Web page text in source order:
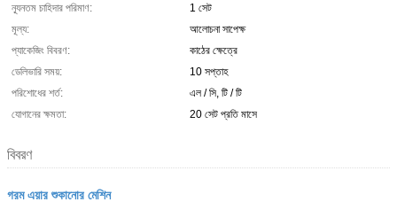
ন্যূনতম চাহিদার পরিমাণ:
1 সেট
মূল্য:
আলোচনা সাপেক্ষ
প্যাকেজিং বিবরণ:
কাঠের ক্ষেত্রে
ডেলিভারি সময়:
10 সপ্তাহ
পরিশোধের শর্ত:
এল / সি, টি / টি
যোগানের ক্ষমতা:
20 সেট প্রতি মাসে
বিবরণ
গরম এয়ার শুকানোর মেশিন